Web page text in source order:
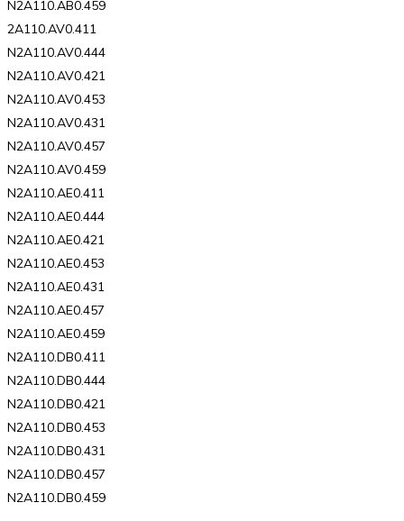
N2A110.AB0.459
2A110.AV0.411
N2A110.AV0.444
N2A110.AV0.421
N2A110.AV0.453
N2A110.AV0.431
N2A110.AV0.457
N2A110.AV0.459
N2A110.AE0.411
N2A110.AE0.444
N2A110.AE0.421
N2A110.AE0.453
N2A110.AE0.431
N2A110.AE0.457
N2A110.AE0.459
N2A110.DB0.411
N2A110.DB0.444
N2A110.DB0.421
N2A110.DB0.453
N2A110.DB0.431
N2A110.DB0.457
N2A110.DB0.459